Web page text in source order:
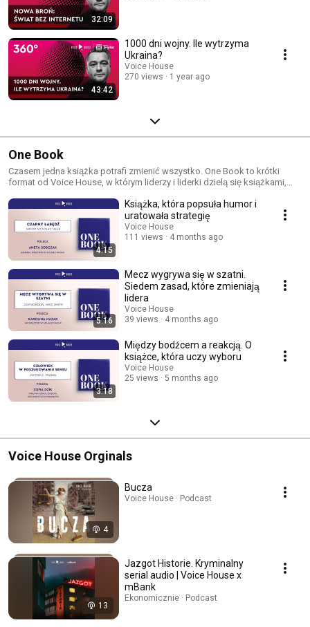
32:09
43:42
1000 dni wojny. Ile wytrzyma
Ukraina?
Voice House
270 views
1 year ago
One Book
Czasem jedna książka potrafi zmienić wszystko. One Book to krótki
format od Voice House, w którym liderzy i liderki dzielą się książkami,
4:15
Książka, która popsuła humor i
uratowała strategię
Voice House
111 views
4 months ago
5:16
Mecz wygrywa się w szatni.
Siedem zasad, które zmieniają
lidera
Voice House
39 views
4 months ago
3:18
Między bodźcem a reakcją. O
książce, która uczy wyboru
Voice House
25 views
5 months ago
Voice House Orginals
4
Bucza
Voice House · Podcast
13
Jazgot Historie. Kryminalny
serial audio | Voice House x
mBank
Ekonomicznie · Podcast